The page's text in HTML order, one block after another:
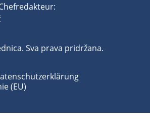
Sva prava pridržana.
(EU)